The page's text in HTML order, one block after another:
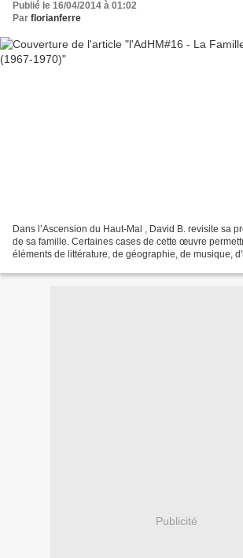
Publié le 16/04/2014 à 01:02
Par florianferre
Dans l’Ascension du Haut-Mal , David B. revisite sa
de sa famille. Certaines cases de cette œuvre
éléments de littérature, de géographie, de musique,
Publicité